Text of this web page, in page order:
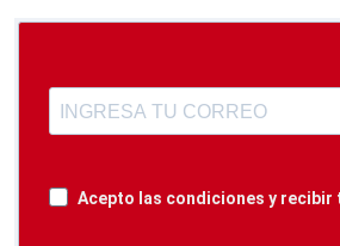
Acepto las condiciones y recibir